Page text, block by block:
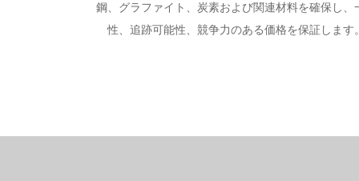
鋼、グラファイト、炭素および関連材料を確保し、
性、追跡可能性、競争力のある価格を保証します